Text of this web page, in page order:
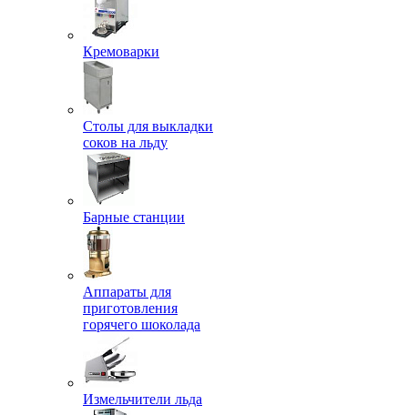
Кремоварки
Столы для выкладки
соков на льду
Барные станции
Аппараты для
приготовления
горячего шоколада
Измельчители льда